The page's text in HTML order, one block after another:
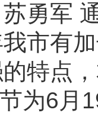
勇军
市有
特点
为6月